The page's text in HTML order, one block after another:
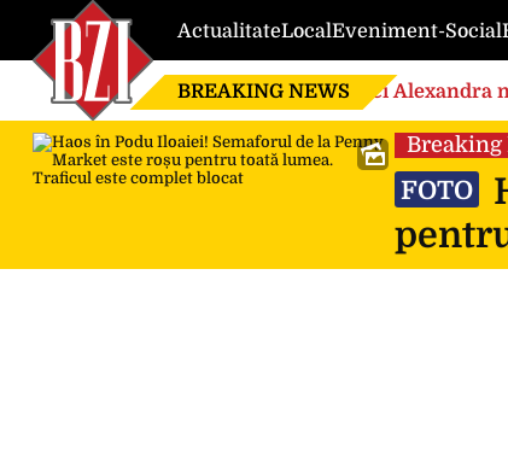
ActualitateLocalEveniment-Social
BREAKING NEWS Nici Alexandra
de căsnicie
Breaking
FOTO